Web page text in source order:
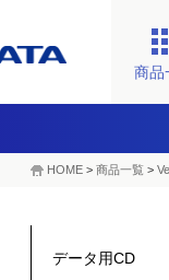
商品
HOME > 商品一覧 >
データ用CD